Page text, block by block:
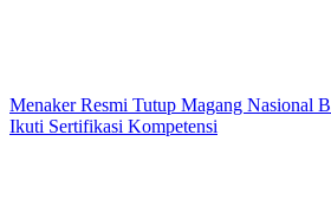
Menaker Resmi Tutup Magang Nasional
Ikuti Sertifikasi Kompetensi